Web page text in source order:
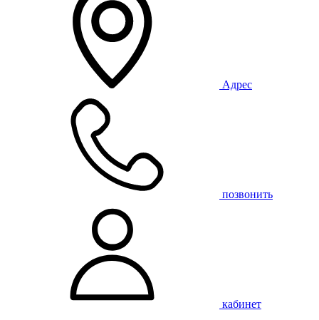
Адрес
позвонить
кабинет